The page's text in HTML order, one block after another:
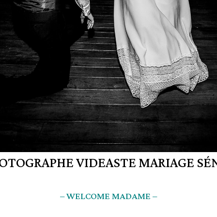
VIDEASTE MARIAGE
– WELCOME MADAME –